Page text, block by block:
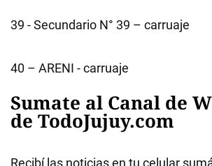
39 - Secundario N° 39 – carruaje
40 – ARENI - carruaje
Sumate al Canal de
de TodoJujuy.com
Recibí las noticias en tu celular